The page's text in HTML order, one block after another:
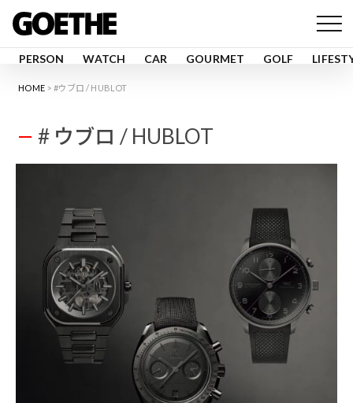
PERSON WATCH CAR GOURMET GOLF
HOME #ウブロ / HUBLOT
# ウブロ / HUBLOT